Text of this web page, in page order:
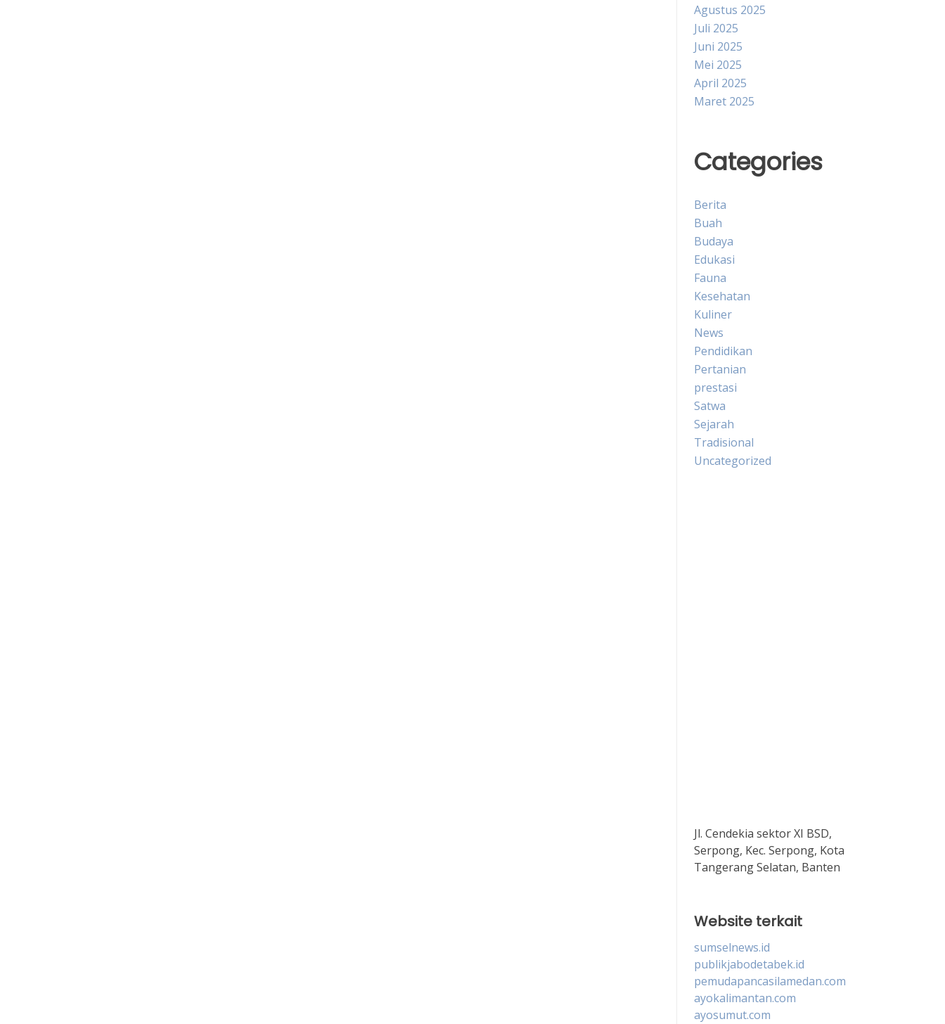
Agustus 2025
Juli 2025
Juni 2025
Mei 2025
April 2025
Maret 2025
Categories
Berita
Buah
Budaya
Edukasi
Fauna
Kesehatan
Kuliner
News
Pendidikan
Pertanian
prestasi
Satwa
Sejarah
Tradisional
Uncategorized
Jl. Cendekia sektor XI BSD,
Serpong, Kec. Serpong, Kota
Tangerang Selatan, Banten
Website terkait
sumselnews.id
publikjabodetabek.id
pemudapancasilamedan.com
ayokalimantan.com
ayosumut.com